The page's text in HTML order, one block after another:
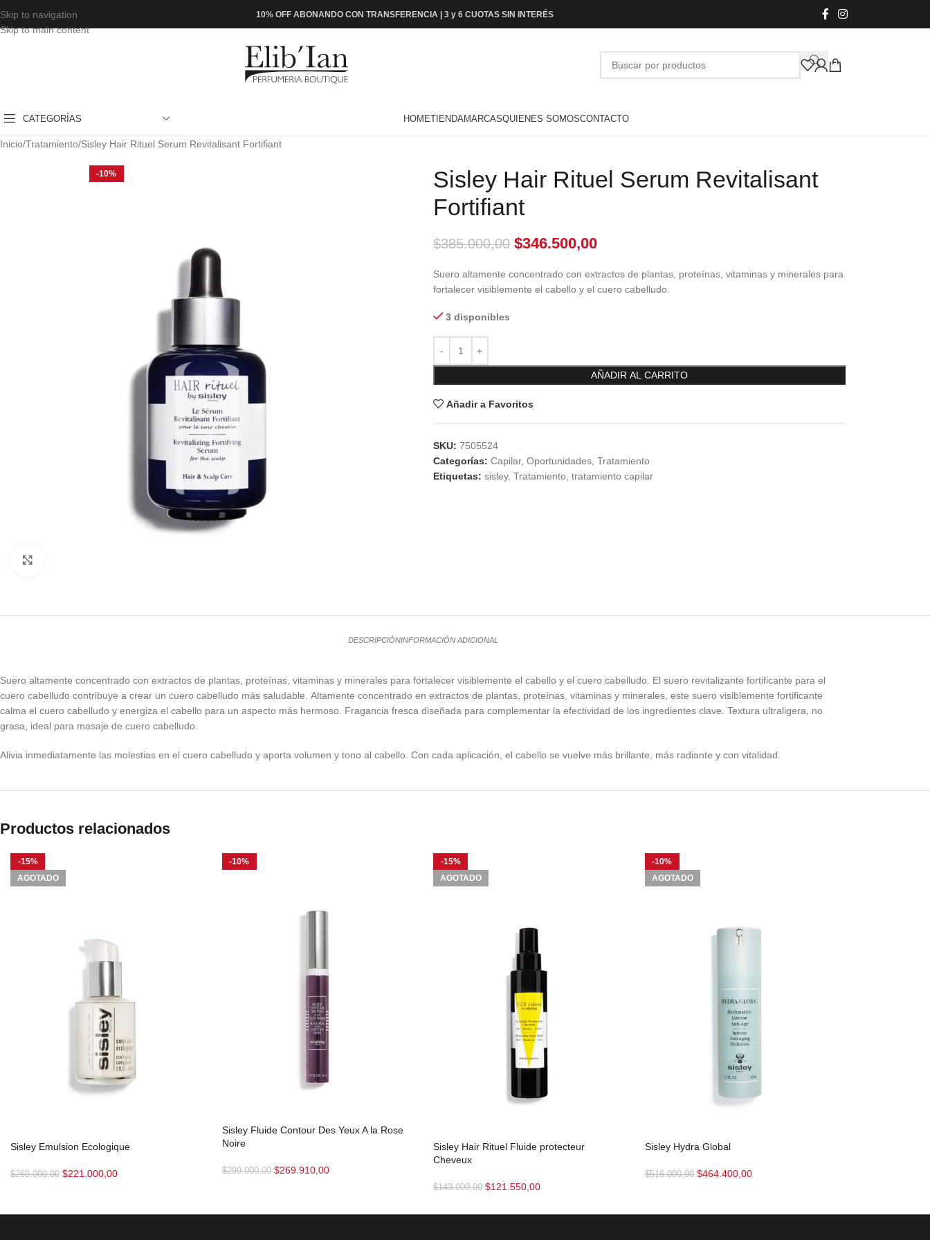
Skip to navigation
Skip to main content
10% OFF ABONANDO CON TRANSFERENCIA | 3 y 6 CUOTAS SIN INTERÉS
CATEGORÍAS HOMETIENDAMARCASQUIENES SOMOSCONTACTO
Inicio Tratamiento Sisley Hair Rituel Serum Revitalisant Fortifiant
-10%
Sisley Hair Rituel Serum Revitalisant
Fortifiant
$385.000,00 $346.500,00
Suero altamente concentrado con extractos de plantas, proteínas, vitaminas y minerales para
fortalecer visiblemente el cabello y el cuero cabelludo.
3 disponibles
AÑADIR AL CARRITO
Añadir a Favoritos
SKU: 7505524
Categorías: Capilar, Oportunidades, Tratamiento
Etiquetas: sisley, Tratamiento tratamiento capilar
DESCRIPCIÓNINFORMACIÓN ADICIONAL
Suero altamente concentrado con extractos de plantas, proteínas, vitaminas y minerales para fortalecer visiblemente el cabello y el cuero cabelludo. El suero revitalizante fortificante para el
cuero cabelludo contribuye a crear un cuero cabelludo más saludable. Altamente concentrado en extractos de plantas, proteínas, vitaminas y minerales, este suero visiblemente fortificante
calma el cuero cabelludo y energiza el cabello para un aspecto más hermoso. Fragancia fresca diseñada para complementar la efectividad de los ingredientes clave. Textura ultraligera, no
grasa, ideal para masaje de cuero cabelludo.
Alivia inmediatamente las molestias en el cuero cabelludo y aporta volumen y tono al cabello. Con cada aplicación, el cabello se vuelve más brillante, más radiante y con vitalidad.
Productos relacionados
-15%
AGOTADO
Sisley Emulsion Ecologique
$260.000,00 $221.000,00
-10%
Sisley Fluide Contour Des Yeux A la Rose
Noire
$299.900,00 $269.910,00
-15%
AGOTADO
Sisley Hair Rituel Fluide protecteur
Cheveux
$143.000,00 $121.550,00
-10%
AGOTADO
Sisley Hydra Global
$516.000,00 $464.400,00